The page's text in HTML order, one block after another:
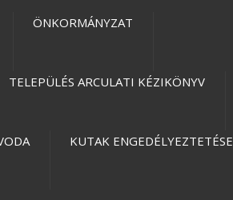
ÖNKORMÁNYZAT
TELEPÜLÉS ARCULATI KÉZIKÖNYV
KUTAK ENGEDÉLYEZTETÉSE